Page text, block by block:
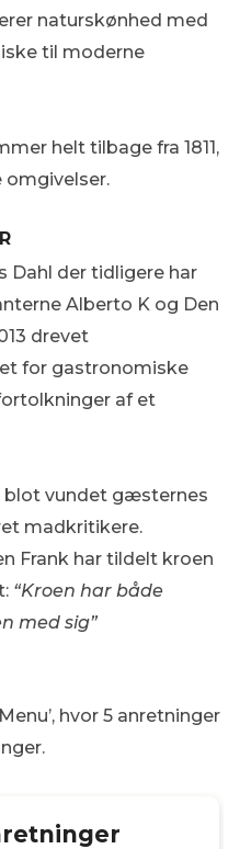
naturskønhed med
til moderne
helt tilbage fra 1811,
Dahl der tidligere har
Alberto K og Den
drevet
for gastronomiske
af et
blot vundet gæsternes
madkritikere.
Frank har tildelt kroen
“Kroen har både
med sig”
hvor 5 anretninger